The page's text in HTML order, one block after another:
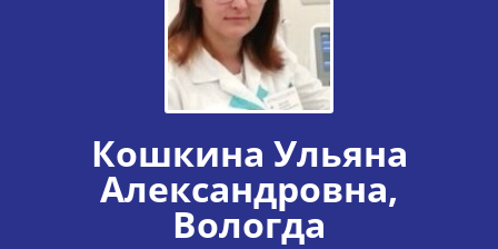
Кошкина Ульяна
Александровна,
Вологда